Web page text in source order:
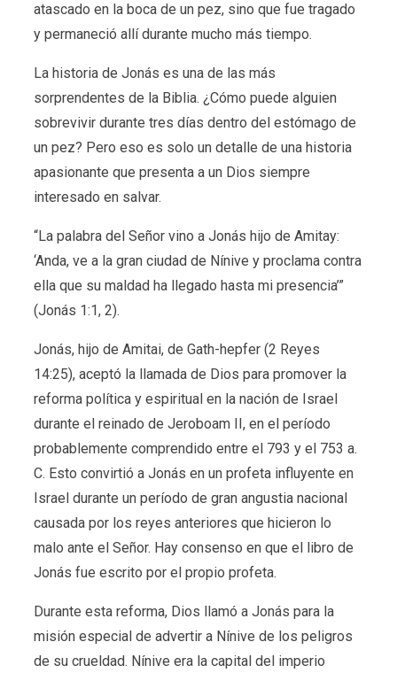
atascado en la boca de un pez, sino que fue tragado
y permaneció allí durante mucho más tiempo.
La historia de Jonás es una de las más
sorprendentes de la Biblia. ¿Cómo puede alguien
sobrevivir durante tres días dentro del estómago de
un pez? Pero eso es solo un detalle de una historia
apasionante que presenta a un Dios siempre
interesado en salvar.
“La palabra del Señor vino a Jonás hijo de Amitay:
‘Anda, ve a la gran ciudad de Nínive y proclama contra
ella que su maldad ha llegado hasta mi presencia’”
(Jonás 1:1, 2).
Jonás, hijo de Amitai, de Gath-hepfer (2 Reyes
14:25), aceptó la llamada de Dios para promover la
reforma política y espiritual en la nación de Israel
durante el reinado de Jeroboam II, en el período
probablemente comprendido entre el 793 y el 753 a.
C. Esto convirtió a Jonás en un profeta influyente en
Israel durante un período de gran angustia nacional
causada por los reyes anteriores que hicieron lo
malo ante el Señor. Hay consenso en que el libro de
Jonás fue escrito por el propio profeta.
Durante esta reforma, Dios llamó a Jonás para la
misión especial de advertir a Nínive de los peligros
de su crueldad. Nínive era la capital del imperio